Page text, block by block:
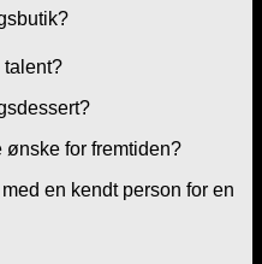
talent?
ønske for fremtiden?
en kendt person for en